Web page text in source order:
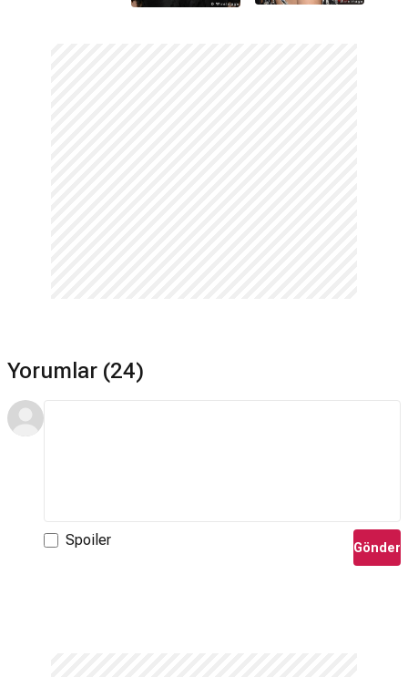
Yorumlar (24)
Spoiler Gönder